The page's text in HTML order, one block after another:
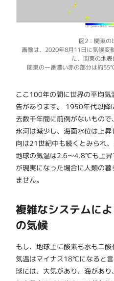
図2：関東の
画像は、2020年8月11日に気候変
た、関東の地表
関東の一番濃い赤の部分は約
ここ100年の間に世界の平均
告があります。 1950年代以降
去数千年間に前例がないもの
氷河は減少し、海面水位は上
向は21世紀中も続くとみられ
地球の気温は2.6～4.8℃も上昇
が現実になった場合に人類の
ません。
複雑なシステムに
の気候
もし、地球上に酸素も水も二
気温はマイナス18℃になると
球には、大気があり、海があ